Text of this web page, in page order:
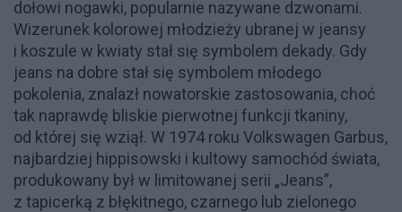
dołowi nogawki, popularnie nazywane dzwonami.
Wizerunek kolorowej młodzieży ubranej w jeansy
i koszule w kwiaty stał się symbolem dekady. Gdy
jeans na dobre stał się symbolem młodego
pokolenia, znalazł nowatorskie zastosowania, choć
tak naprawdę bliskie pierwotnej funkcji tkaniny,
od której się wziął. W 1974 roku Volkswagen Garbus,
najbardziej hippisowski i kultowy samochód świata,
produkowany był w limitowanej serii „Jeans”,
z tapicerką z błękitnego, czarnego lub zielonego